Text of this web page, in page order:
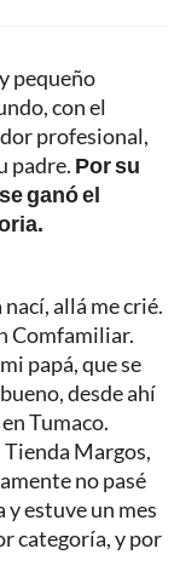
pequeño
con el
profesional,
padre. Por su
ganó el
allá me crié.
Comfamiliar.
papá, que se
desde ahí
Tumaco.
Tienda Margos,
no pasé
y estuve un mes
categoría, y por